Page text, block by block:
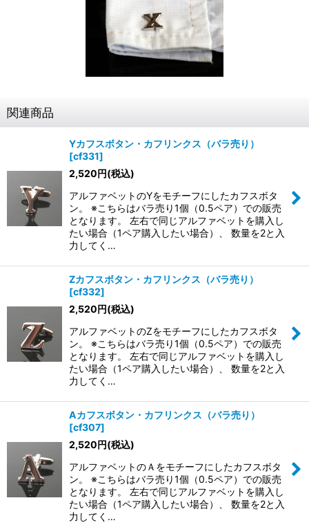
関連商品
Yカフスボタン・カフリンクス（バラ売り）
[cf331]
2,520円(税込)
アルファベットのYをモチーフにしたカフスボタ
ン。 ※こちらはバラ売り1個（0.5ペア）での販売
となります。 左右で同じアルファベットを購入し
たい場合（1ペア購入したい場合）、 数量を2と入
力してく…
Zカフスボタン・カフリンクス（バラ売り）
[cf332]
2,520円(税込)
アルファベットのZをモチーフにしたカフスボタ
ン。 ※こちらはバラ売り1個（0.5ペア）での販売
となります。 左右で同じアルファベットを購入し
たい場合（1ペア購入したい場合）、 数量を2と入
力してく…
Aカフスボタン・カフリンクス（バラ売り）
[cf307]
2,520円(税込)
アルファベットのＡをモチーフにしたカフスボタ
ン。 ※こちらはバラ売り1個（0.5ペア）での販売
となります。 左右で同じアルファベットを購入し
たい場合（1ペア購入したい場合）、 数量を2と入
力してく…